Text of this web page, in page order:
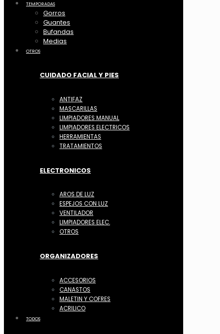
TEMPORADAS
Gorros
Guantes
Bufandas
Medias
OTROS
CUIDADO FACIAL Y PIES
ANTIFAZ
MASCARILLAS
LIMPIADORES MANUAL
LIMPIADORES ELECTRICOS
HERRAMIENTAS
TRATAMIENTOS
ELECTRONICOS
AROS DE LUZ
ESPEJOS CON LUZ
VENTILADOR
LIMPIADORES ELEC.
OTROS
ORGANIZADORES
ACCESORIOS
CANASTOS
MALETIN Y COFRES
ACRILICO
TODOS